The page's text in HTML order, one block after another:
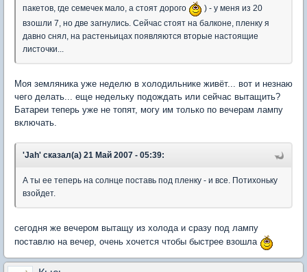
пакетов, где семечек мало, а стоят дорого
) - у меня из 20
взошли 7, но две загнулись. Сейчас стоят на балконе, пленку я
давно снял, на растеньицах появляются вторые настоящие
листочки...
Моя земляника уже неделю в холодильнике живёт... вот и незнаю
чего делать... еще недельку подождать или сейчас вытащить?
Батареи теперь уже не топят, могу им только по вечерам лампу
включать.
'Jah' сказал(а) 21 Май 2007 - 05:39:
А ты ее теперь на солнце поставь под пленку - и все. Потихоньку
взойдет.
сегодня же вечером вытащу из холода и сразу под лампу
поставлю на вечер, очень хочется чтобы быстрее взошла